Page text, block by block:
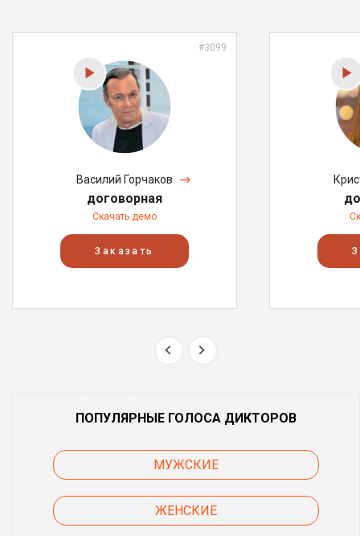
#3099
Василий Горчаков
договорная
Скачать демо
Заказать
ПОПУЛЯРНЫЕ ГОЛОСА ДИКТОРОВ
МУЖСКИЕ
ЖЕНСКИЕ